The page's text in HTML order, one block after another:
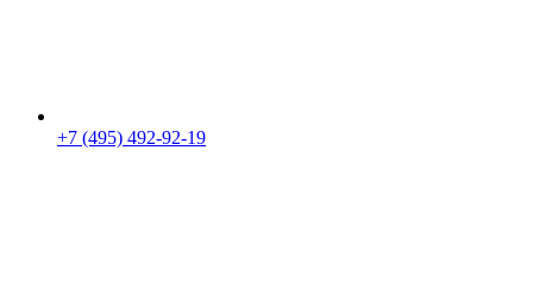
+7 (495) 492-92-19